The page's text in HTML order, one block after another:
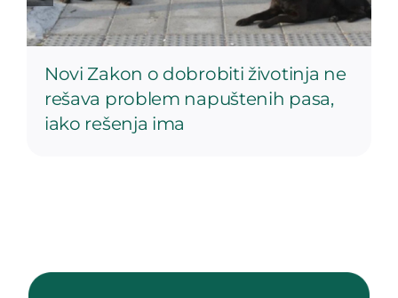
Novi Zakon o dobrobiti životinja ne
rešava problem napuštenih pasa,
iako rešenja ima